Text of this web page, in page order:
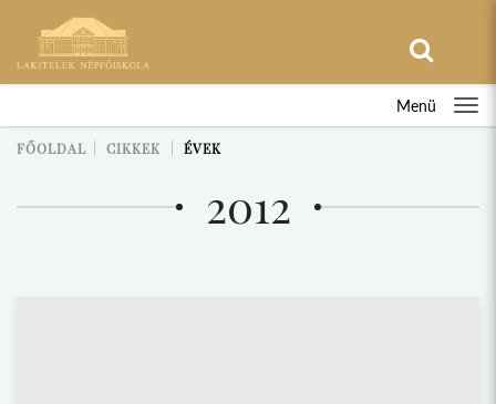
Menü
FŐOLDAL CIKKEK ÉVEK
2012